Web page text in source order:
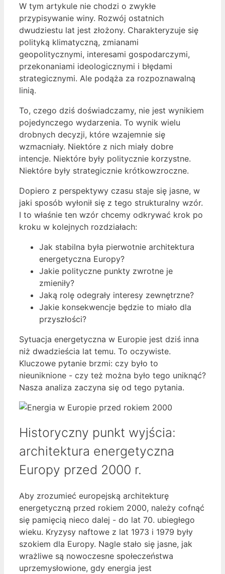
W tym artykule nie chodzi o zwykłe
przypisywanie winy. Rozwój ostatnich
dwudziestu lat jest złożony. Charakteryzuje się
polityką klimatyczną, zmianami
geopolitycznymi, interesami gospodarczymi,
przekonaniami ideologicznymi i błędami
strategicznymi. Ale podąża za rozpoznawalną
linią.
To, czego dziś doświadczamy, nie jest wynikiem
pojedynczego wydarzenia. To wynik wielu
drobnych decyzji, które wzajemnie się
wzmacniały. Niektóre z nich miały dobre
intencje. Niektóre były politycznie korzystne.
Niektóre były strategicznie krótkowzroczne.
Dopiero z perspektywy czasu staje się jasne, w
jaki sposób wyłonił się z tego strukturalny wzór.
I to właśnie ten wzór chcemy odkrywać krok po
kroku w kolejnych rozdziałach:
Jak stabilna była pierwotnie architektura
energetyczna Europy?
Jakie polityczne punkty zwrotne je
zmieniły?
Jaką rolę odegrały interesy zewnętrzne?
Jakie konsekwencje będzie to miało dla
przyszłości?
Sytuacja energetyczna w Europie jest dziś inna
niż dwadzieścia lat temu. To oczywiste.
Kluczowe pytanie brzmi: czy było to
nieuniknione - czy też można było tego uniknąć?
Nasza analiza zaczyna się od tego pytania.
Historyczny punkt wyjścia:
architektura energetyczna
Europy przed 2000 r.
Aby zrozumieć europejską architekturę
energetyczną przed rokiem 2000, należy cofnąć
się pamięcią nieco dalej - do lat 70. ubiegłego
wieku. Kryzysy naftowe z lat 1973 i 1979 były
szokiem dla Europy. Nagle stało się jasne, jak
wrażliwe są nowoczesne społeczeństwa
uprzemysłowione, gdy energia jest